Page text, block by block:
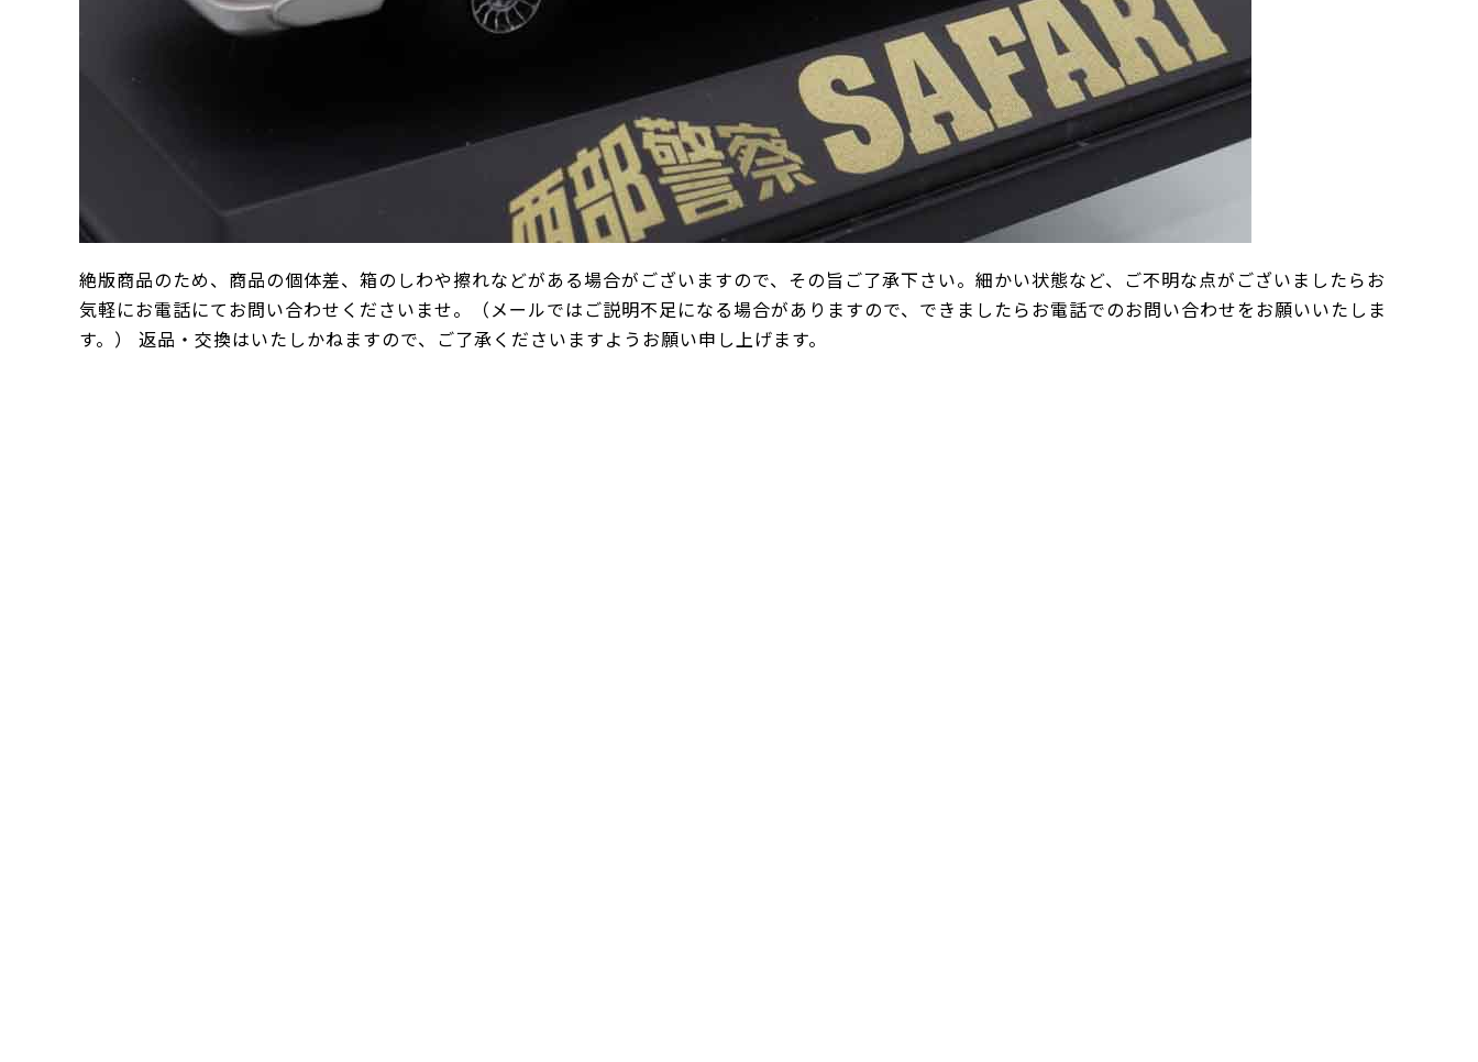
絶版商品のため、商品の個体差、箱のしわや擦れなどがある場合がございますので、その旨ご了承下さい。細かい状態など、ご不明な点がございましたらお
気軽にお電話にてお問い合わせくださいませ。（メールではご説明不足になる場合がありますので、できましたらお電話でのお問い合わせをお願いいたしま
す。） 返品・交換はいたしかねますので、ご了承くださいますようお願い申し上げます。